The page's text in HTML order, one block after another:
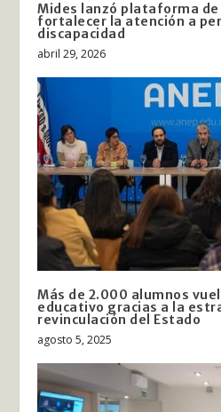
Mides lanzó plataforma
fortalecer la atención a
discapacidad
abril 29, 2026
Más de 2.000 alumnos
educativo gracias a la
revinculación del Estado
agosto 5, 2025